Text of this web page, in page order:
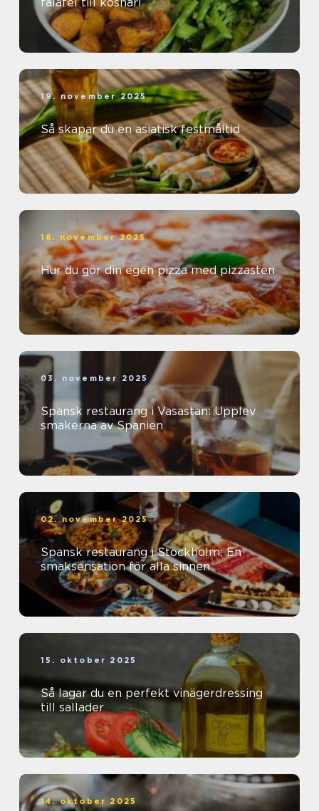
19. november 2025
Så skapar du en asiatisk festmåltid
18. november 2025
Hur du gör din egen pizza med pizzasten
03. november 2025
Spansk restaurang i Vasastan: Upplev
smakerna av Spanien
02. november 2025
Spansk restaurang i Stockholm: En
smaksensation för alla sinnen
15. oktober 2025
Så lagar du en perfekt vinägerdressing
till sallader
14. oktober 2025